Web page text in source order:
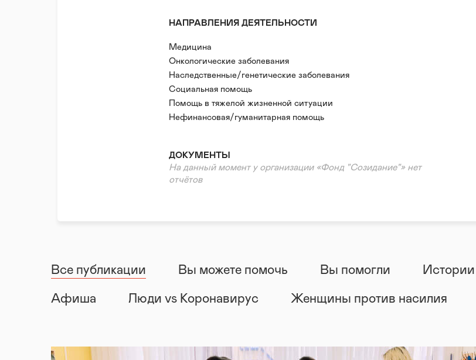
НАПРАВЛЕНИЯ ДЕЯТЕЛЬНОСТИ
Медицина
Онкологические заболевания
Наследственные/генетические заболевания
Редкие (орфанные) заболевания
Социальная помощь
Помощь в тяжелой жизненной ситуации
Нефинансовая/гуманитарная помощь
ДОКУМЕНТЫ
На данный момент у организации «Фонд "Созидание"» нет
отчётов
Все публикации Вы можете помочь Вы помогли Истории
Афиша Люди vs Коронавирус Женщины против насилия